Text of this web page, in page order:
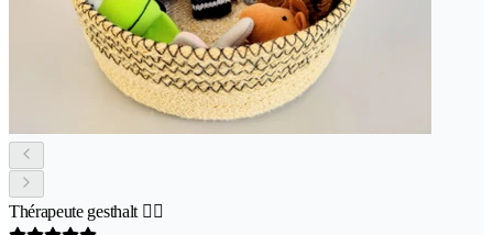
Thérapeute gesthalt 👌🏻